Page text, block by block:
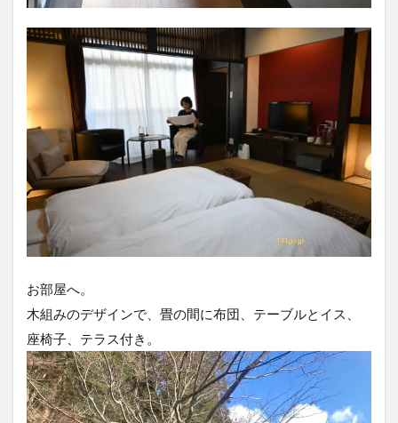
お部屋へ。
木組みのデザインで、畳の間に布団、テーブルとイス、
座椅子、テラス付き。